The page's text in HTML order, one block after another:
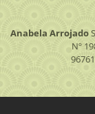
Anabela Arrojado
Nº